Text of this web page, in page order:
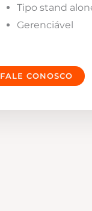
Tipo stand
Gerenciável
FALE CONOSCO